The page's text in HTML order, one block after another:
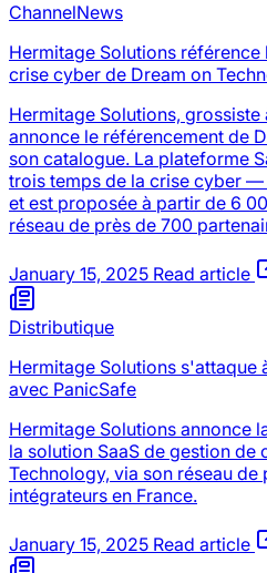
ChannelNews
Hermitage Solutions
crise cyber de Dream on
Hermitage Solutions,
annonce le référencement de
son catalogue. La plateforme
trois temps de la crise cyber
et est proposée à partir de 6
réseau de près de 700
January 15, 2025 Read article
Distributique
Hermitage Solutions s'attaque
avec PanicSafe
Hermitage Solutions annonce
la solution SaaS de gestion de
Technology, via son réseau
intégrateurs en France.
January 15, 2025 Read article